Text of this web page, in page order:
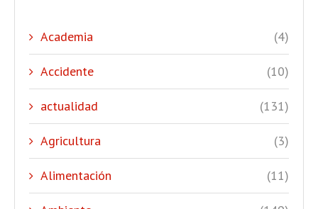
Academia (4)
Accidente (10)
actualidad (131)
Agricultura (3)
Alimentación (11)